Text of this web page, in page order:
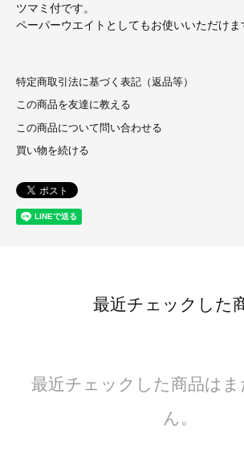
ツマミ付です。
ペーパーウエイトとしてもお使いいただけま
特定商取引法に基づく表記（返品等）
この商品を友達に教える
この商品について問い合わせる
買い物を続ける
最近チェックした
最近チェックした商品は
ん。